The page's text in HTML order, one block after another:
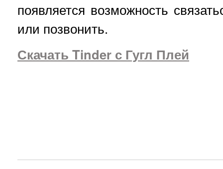
появляется возможность
или позвонить.
Скачать Tinder с Гугл Плей